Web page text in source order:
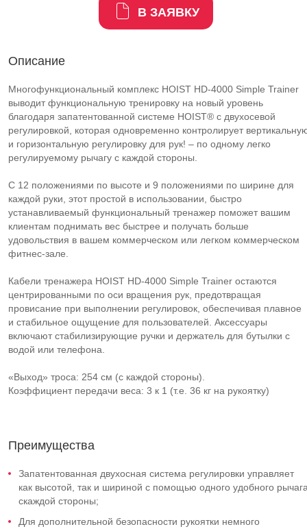
В ЗАЯВКУ
Описание
Многофункциональный комплекс HOIST HD-4000 Simple Trainer
выводит функциональную тренировку на новый уровень
благодаря запатентованной системе HOIST® с двухосевой
регулировкой, которая одновременно контролирует
и горизонтальную регулировку для рук! – по одному легко
регулируемому рычагу с каждой стороны.
С 12 положениями по высоте и 9 положениями по ширине для
каждой руки, этот простой в использовании, быстро
устанавливаемый функциональный тренажер поможет вашим
клиентам поднимать вес быстрее и получать больше
удовольствия в вашем коммерческом или легком коммерческом
фитнес-зале.
Кабели тренажера HOIST HD-4000 Simple Trainer остаются
центрированными по оси вращения рук, предотвращая
провисание при выполнении регулировок, обеспечивая плавное
и стабильное ощущение для пользователей. Аксессуары
включают стабилизирующие ручки и держатель для бутылки с
водой или телефона.
«Выход» троса: 254 см (с каждой стороны).
Коэффициент передачи веса: 3 к 1 (т.е. 36 кг на рукоятку)
Преимущества
Запатентованная двухосная система регулировки управляет
как высотой, так и шириной с помощью одного удобного
скаждой стороны;
Для дополнительной безопасности рукоятки немного